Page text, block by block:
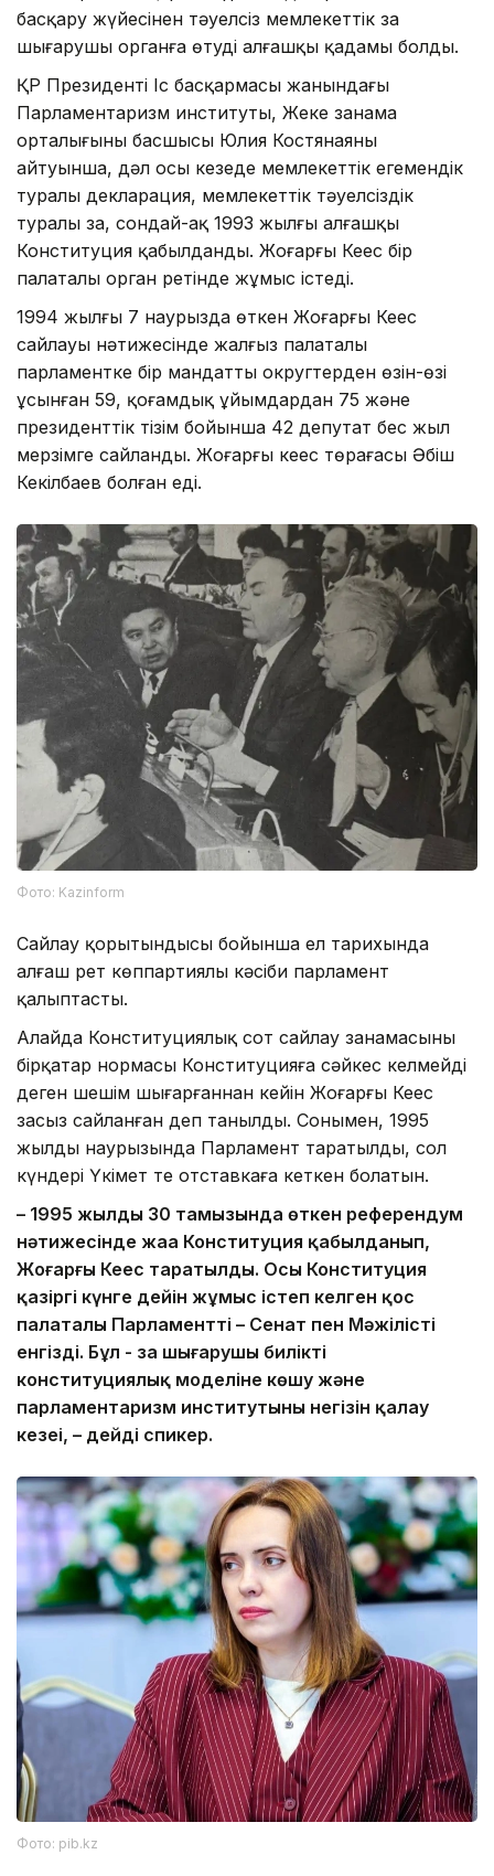
басқару жүйесінен тәуелсіз мемлекеттік заң
шығарушы органға өтудің алғашқы қадамы болды.
ҚР Президенті Іс басқармасы жанындағы
Парламентаризм институты, Жеке заңнама
орталығының басшысы Юлия Костянаяның
айтуынша, дәл осы кезеңде мемлекеттік егемендік
туралы декларация, мемлекеттік тәуелсіздік
туралы заң, сондай-ақ 1993 жылғы алғашқы
Конституция қабылданды. Жоғарғы Кеңес бір
палаталы орган ретінде жұмыс істеді.
1994 жылғы 7 наурызда өткен Жоғарғы Кеңес
сайлауы нәтижесінде жалғыз палаталы
парламентке бір мандатты округтерден өзін-өзі
ұсынған 59, қоғамдық ұйымдардан 75 және
президенттік тізім бойынша 42 депутат бес жыл
мерзімге сайланды. Жоғарғы кеңес төрағасы Әбіш
Кекілбаев болған еді.
Фото: Kazinform
Сайлау қорытындысы бойынша ел тарихында
алғаш рет көппартиялы кәсіби парламент
қалыптасты.
Алайда Конституциялық сот сайлау заңнамасының
бірқатар нормасы Конституцияға сәйкес келмейді
деген шешім шығарғаннан кейін Жоғарғы Кеңес
заңсыз сайланған деп танылды. Сонымен, 1995
жылдың наурызында Парламент таратылды, сол
күндері Үкімет те отставкаға кеткен болатын.
– 1995 жылдың 30 тамызында өткен референдум
нәтижесінде жаңа Конституция қабылданып,
Жоғарғы Кеңес таратылды. Осы Конституция
қазіргі күнге дейін жұмыс істеп келген қос
палаталы Парламентті – Сенат пен Мәжілісті
енгізді. Бұл - заң шығарушы биліктің
конституциялық моделіне көшу және
парламентаризм институтының негізін қалау
кезеңі, – дейді спикер.
Фото: pib.kz